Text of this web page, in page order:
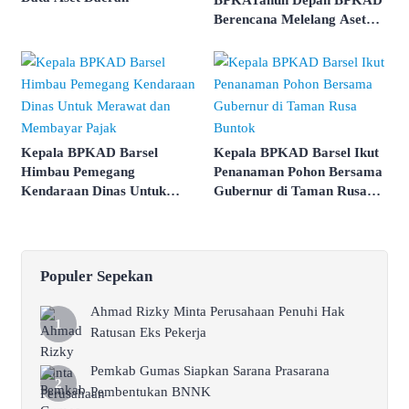
Berencana Melelang Aset
Kepala BPKAD Barsel
Himbau Pemegang
Kendaraan Dinas Untuk
Kepala BPKAD Barsel Ikut
Penanaman Pohon Bersama
Gubernur di Taman Rusa
Populer Sepekan
Ahmad Rizky Minta Perusahaan Penuhi Hak
Ratusan Eks Pekerja
Pemkab Gumas Siapkan Sarana Prasarana
Pembentukan BNNK